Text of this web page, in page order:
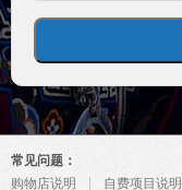
常见问题：
购物店说明
自费项目说明